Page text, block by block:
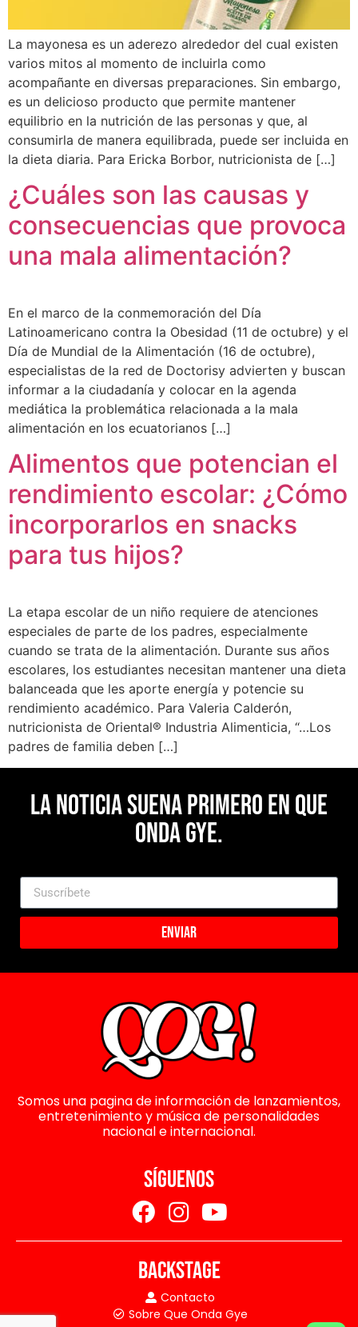
La mayonesa es un aderezo alrededor del cual existen
varios mitos al momento de incluirla como
acompañante en diversas preparaciones. Sin embargo,
es un delicioso producto que permite mantener
equilibrio en la nutrición de las personas y que, al
consumirla de manera equilibrada, puede ser incluida en
la dieta diaria. Para Ericka Borbor, nutricionista de […]
¿Cuáles son las causas y
consecuencias que provoca
una mala alimentación?
En el marco de la conmemoración del Día
Latinoamericano contra la Obesidad (11 de octubre) y el
Día de Mundial de la Alimentación (16 de octubre),
especialistas de la red de Doctorisy advierten y buscan
informar a la ciudadanía y colocar en la agenda
mediática la problemática relacionada a la mala
alimentación en los ecuatorianos […]
Alimentos que potencian el
rendimiento escolar: ¿Cómo
incorporarlos en snacks
para tus hijos?
La etapa escolar de un niño requiere de atenciones
especiales de parte de los padres, especialmente
cuando se trata de la alimentación. Durante sus años
escolares, los estudiantes necesitan mantener una dieta
balanceada que les aporte energía y potencie su
rendimiento académico. Para Valeria Calderón,
nutricionista de Oriental® Industria Alimenticia, “…Los
padres de familia deben […]
La noticia suena primero en Que
Onda Gye.
Enviar
Somos una pagina de información de lanzamientos,
entretenimiento y música de personalidades
nacional e internacional.
SÍGUENOS
BACKSTAGE
Contacto
Sobre Que Onda Gye